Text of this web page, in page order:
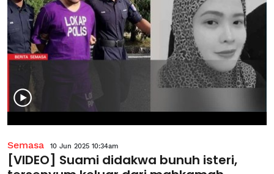
Semasa 10 Jun 2025 10:34am
[VIDEO] Suami didakwa bunuh isteri,